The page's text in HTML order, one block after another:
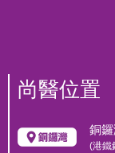
尚醫位置
銅
(港鐵